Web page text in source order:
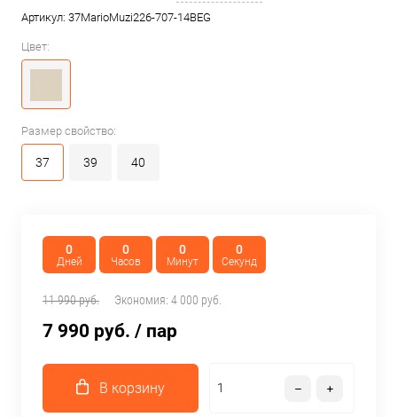
Артикул: 37MarioMuzi226-707-14BEG
Цвет:
Размер свойство:
37 39 40
0
Дней
0
Часов
0
Минут
0
Секунд
11 990 руб. Экономия: 4 000 руб.
7 990 руб. / пар
В корзину